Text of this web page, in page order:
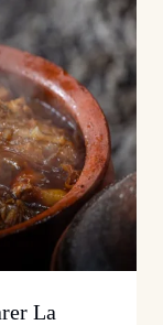
La